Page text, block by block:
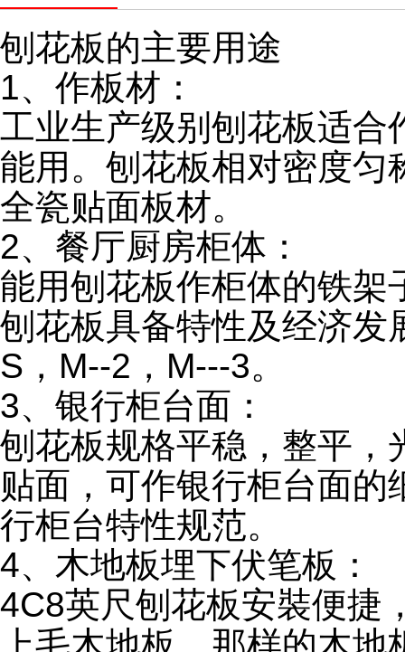
刨花板的主要用途
1、作板材：
工业生产级别刨花板适合
能用。刨花板相对密度匀
全瓷贴面板材。
2、餐厅厨房柜体：
能用刨花板作柜体的铁架
刨花板具备特性及经济发
S，M--2，M---3。
3、银行柜台面：
刨花板规格平稳，整平，
贴面，可作银行柜台面
行柜台特性规范。
4、木地板埋下伏笔板：
4C8英尺刨花板安裝便捷